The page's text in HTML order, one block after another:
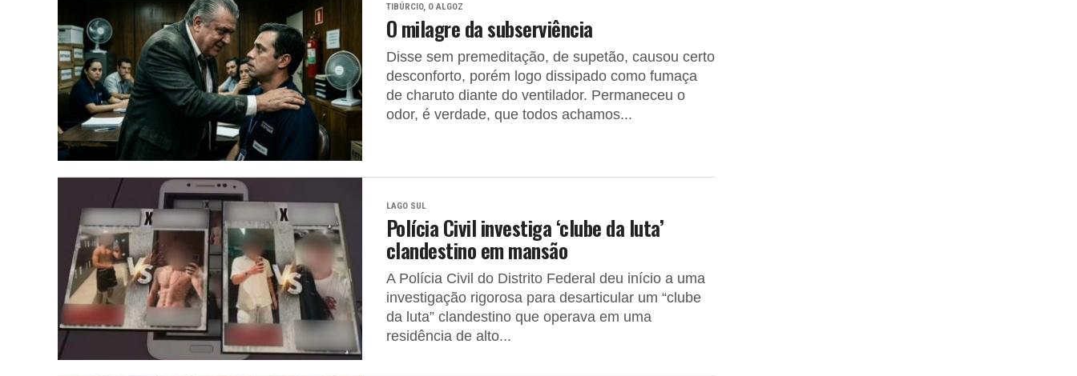
TIBÚRCIO, O ALGOZ
O milagre da subserviência
Disse sem premeditação, de supetão, causou certo
desconforto, porém logo dissipado como fumaça
de charuto diante do ventilador. Permaneceu o
odor, é verdade, que todos achamos...
LAGO SUL
Polícia Civil investiga ‘clube da luta’
clandestino em mansão
A Polícia Civil do Distrito Federal deu início a uma
investigação rigorosa para desarticular um “clube
da luta” clandestino que operava em uma
residência de alto...